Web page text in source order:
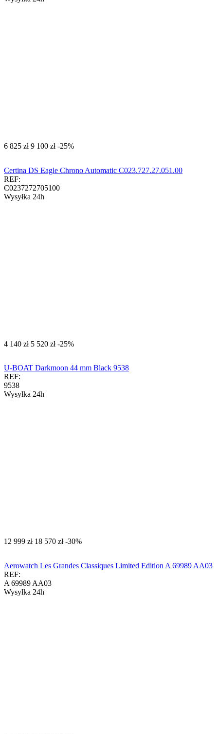
‍6 825‍ zł ‍9 100‍ zł -25%
Certina DS Eagle Chrono Automatic C023.727.27.051.00
REF:
C0237272705100
Wysyłka 24h
‍4 140‍ zł ‍5 520‍ zł -25%
U-BOAT Darkmoon 44 mm Black 9538
REF:
9538
Wysyłka 24h
‍12 999‍ zł ‍18 570‍ zł -30%
Aerowatch Les Grandes Classiques Limited Edition A 69989 AA03
REF:
A 69989 AA03
Wysyłka 24h